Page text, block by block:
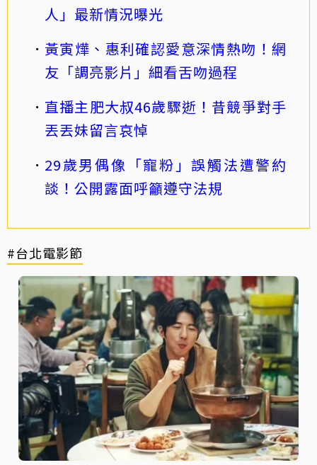
人」最新情況曝光
黃寅燁、惠利確認愛意深情熱吻！網
友「調亮影片」細看舌吻過程
直播主肥大叔46歲驟逝！昔競爭對手
丟丟妹留言哀悼
29歲男偶像「寵粉」誤觸法遭警約
談！公開露面呼籲遵守法規
#台北電影節